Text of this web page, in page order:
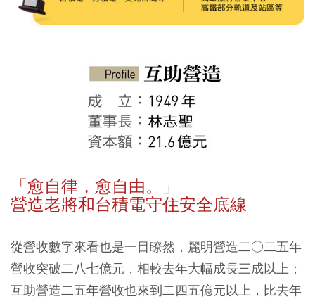
「愈自律，愈自由。」
營造老將和台積電守住安全底線
從營收數字來看也是一目瞭然，麗明營造二○二五年
營收突破二八七億元，相較去年大幅成長三成以上；
互助營造二五年營收也來到二四五億元以上，比去年